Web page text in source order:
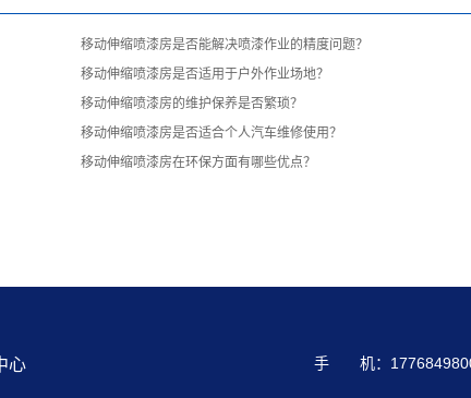
移动伸缩喷漆房是否能解决喷漆作业的精度问题？
移动伸缩喷漆房是否适用于户外作业场地？
移动伸缩喷漆房的维护保养是否繁琐？
移动伸缩喷漆房是否适合个人汽车维修使用？
移动伸缩喷漆房在环保方面有哪些优点？
心 手 机：